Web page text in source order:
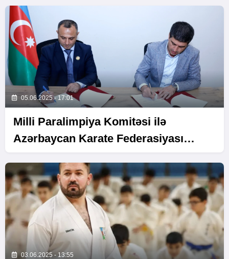
05.06.2025 - 17:01
Milli Paralimpiya Komitəsi ilə
Azərbaycan Karate Federasiyası
03.06.2025 - 13:55